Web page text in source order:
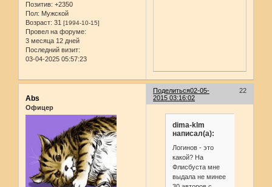
Позитив: +2350
Пол: Мужской
Возраст: 31 [1994-10-15]
Провел на форуме:
3 месяца 12 дней
Последний визит:
03-04-2025 05:57:23
Поделиться 22
02-05-
2015 03:16:02
Abs
Офицер
dima-klm
написал(а):
Логинов - это
какой? На
Флисбуста мне
выдала не минее